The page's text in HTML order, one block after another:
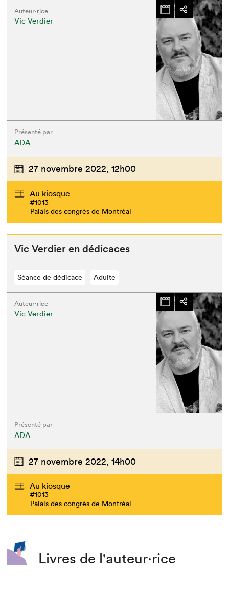
Que cherchez-vous?
Auteur·rice
Vic Verdier
Présenté par
ADA
27 novembre 2022, 12h00
Au kiosque
#1013
Palais des congrès de Montréal
Vic Verdier en dédicaces
Séance de dédicace Adulte
Auteur·rice
Vic Verdier
Présenté par
ADA
27 novembre 2022, 14h00
Au kiosque
#1013
Palais des congrès de Montréal
Livres de l'auteur·rice